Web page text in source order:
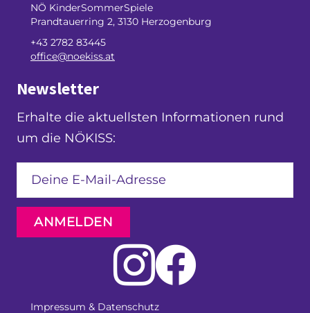
NÖ KinderSommerSpiele
Prandtauerring 2, 3130 Herzogenburg
+43 2782 83445
office@noekiss.at
Newsletter
Erhalte die aktuellsten Informationen rund
um die NÖKISS:
ANMELDEN
Impressum & Datenschutz